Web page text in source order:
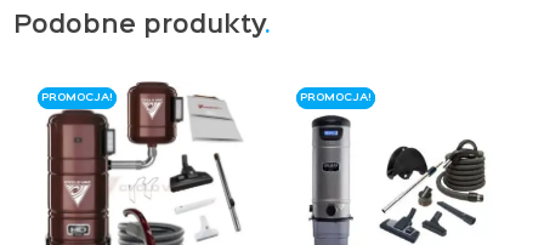
Podobne produkty
PROMOCJA!
PROMOCJA! PROMOCJA!
PROMOCJA!